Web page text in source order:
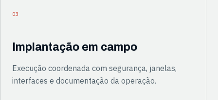
03
Implantação em campo
Execução coordenada com segurança, janelas,
interfaces e documentação da operação.